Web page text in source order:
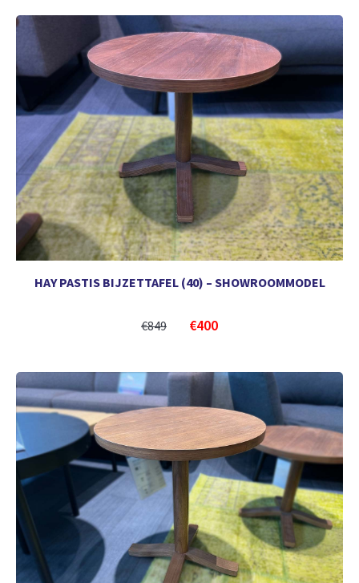
HAY PASTIS BIJZETTAFEL (40) – SHOWROOMMODEL
€849 €400